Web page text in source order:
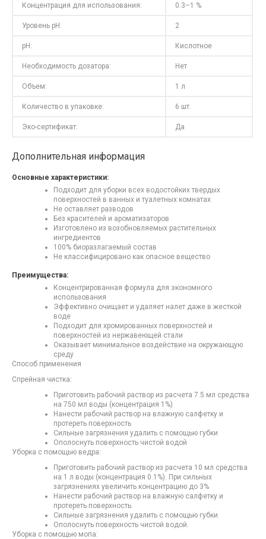
Концентрация для использования: 0.3–1 %
Уровень pH: 2
pH: Кислотное
Необходимость дозатора: Нет
Объем: 1 л
Количество в упаковке: 6 шт.
Эко-сертификат: Да
Дополнительная информация
Основные характеристики:
Подходит для уборки всех водостойких твердых
поверхностей в ванных и туалетных комнатах
Не оставляет разводов
Без красителей и ароматизаторов
Изготовлено из возобновляемых растительных
ингредиентов
100% биоразлагаемый состав
Не классифицировано как опасное вещество
Преимущества:
Концентрированная формула для экономного
использования
Эффективно очищает и удаляет налет даже в жесткой
воде
Подходит для хромированных поверхностей и
поверхностей из нержавеющей стали
Оказывает минимальное воздействие на окружающую
среду
Способ применения
Спрейная чистка:
Приготовить рабочий раствор из расчета 7.5 мл средства
на 750 мл воды (концентрация 1%)
Нанести рабочий раствор на влажную салфетку и
протереть поверхность
Сильные загрязнения удалить с помощью губки
Ополоснуть поверхность чистой водой
Уборка с помощью ведра:
Приготовить рабочий раствор из расчета 10 мл средства
на 1 л воды (концентрация 0.1%). При сильных
загрязнениях увеличить концентрацию до 3%
Нанести рабочий раствор на влажную салфетку и
протереть поверхность.
Сильные загрязнения удалить с помощью губки
Ополоснуть поверхность чистой водой.
Уборка с помощью мопа: